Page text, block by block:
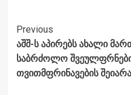
Post
Navigation
Previous
აშშ-ს აპირებს ახალი
საბრძოლო
თვითმფრინავების